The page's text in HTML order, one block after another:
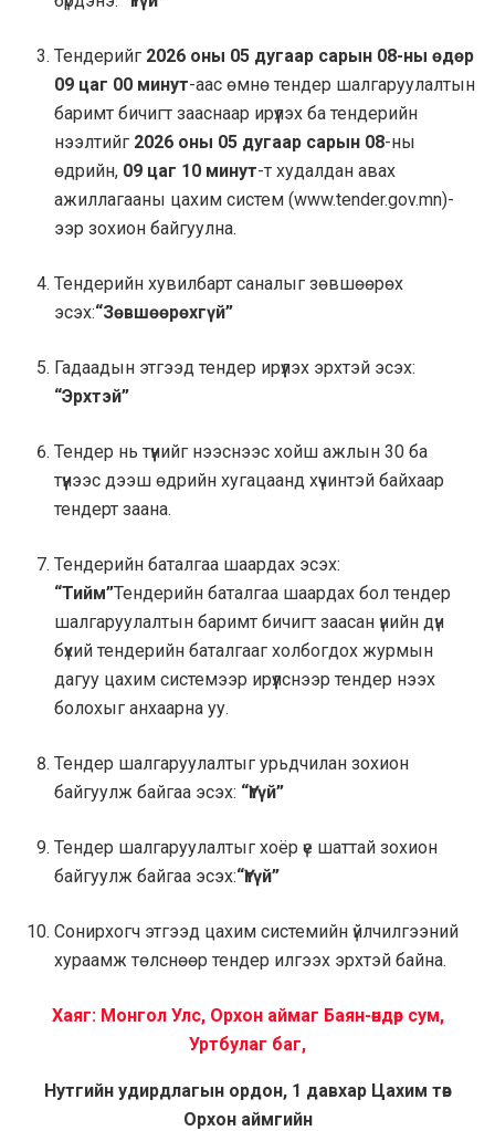
Тендерийг 2026 оны 05 дугаар сарын 08-ны өдөр
09 цаг 00 минут-аас өмнө тендер шалгаруулалтын
баримт бичигт зааснаар ирүүлэх ба тендерийн
нээлтийг 2026 оны 05 дугаар сарын 08-ны
өдрийн, 09 цаг 10 минут-т худалдан авах
ажиллагааны цахим систем (www.tender.gov.mn)-
ээр зохион байгуулна.
Тендерийн хувилбарт саналыг зөвшөөрөх
эсэх:“Зөвшөөрөхгүй”
Гадаадын этгээд тендер ирүүлэх эрхтэй эсэх:
“Эрхтэй”
Тендер нь түүнийг нээснээс хойш ажлын 30 ба
түүнээс дээш өдрийн хугацаанд хүчинтэй байхаар
тендерт заана.
Тендерийн баталгаа шаардах эсэх:
“Тийм”Тендерийн баталгаа шаардах бол тендер
шалгаруулалтын баримт бичигт заасан үнийн дүн
бүхий тендерийн баталгааг холбогдох журмын
дагуу цахим системээр ирүүлснээр тендер нээх
болохыг анхаарна уу.
Тендер шалгаруулалтыг урьдчилан зохион
байгуулж байгаа эсэх: “Үгүй”
Тендер шалгаруулалтыг хоёр үе шаттай зохион
байгуулж байгаа эсэх:“Үгүй”
Сонирхогч этгээд цахим системийн үйлчилгээний
хураамж төлснөөр тендер илгээх эрхтэй байна.
Хаяг: Монгол Улс, Орхон аймаг Баян-өндөр сум,
Уртбулаг баг,
Нутгийн удирдлагын ордон, 1 давхар Цахим төв
Орхон аймгийн